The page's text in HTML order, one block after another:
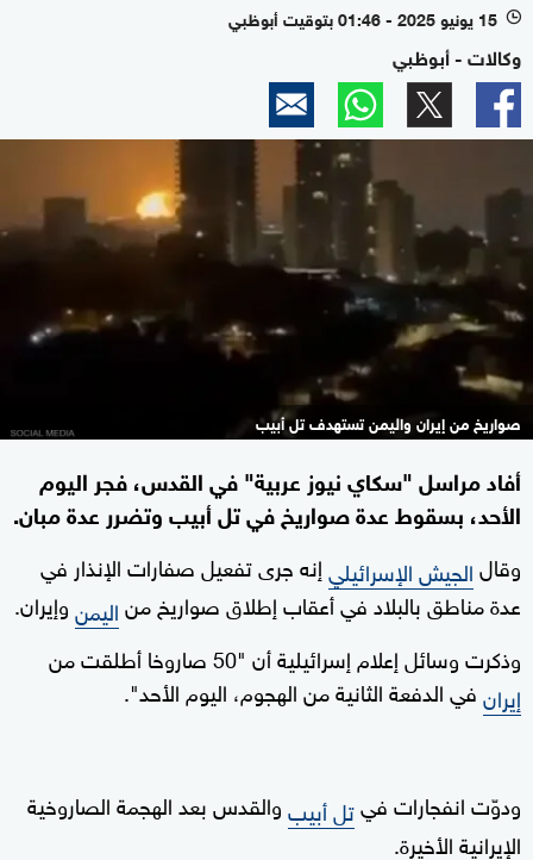
l 15 يونيو 2025 - 01:46 بتوقيت أبوظبي
وكالات - أبوظبي
صواريخ من إيران واليمن تستهدف تل أبيب
أفاد مراسل "سكاي نيوز عربية" في القدس، فجر اليوم
الأحد، بسقوط عدة صواريخ في تل أبيب وتضرر عدة مبان.
وقالالجيش الإسرائيليإنه جرى تفعيل صفارات الإنذار في
عدة مناطق بالبلاد في أعقاب إطلاق صواريخ مناليمنوإيران.
وذكرت وسائل إعلام إسرائيلية أن "50 صاروخا أطلقت من
إيرانفي الدفعة الثانية من الهجوم، اليوم الأحد".
ودوّت انفجارات فيتل أبيبوالقدس بعد الهجمة الصاروخية
الإيرانية الأخيرة.